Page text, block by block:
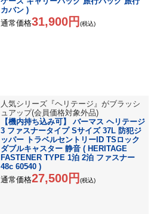
カバン )
通常価格31,900円 (税込)
人気シリーズ『ヘリテージ』がブラッシ
ュアップ(会員価格対象外品)
【機内持ち込み可】 バーマス ヘリテージ
3 ファスナータイプ Sサイズ 37L 防犯ジ
ッパー トラベルセントリーID TSロック
ダブルキャスター 静音 ( HERITAGE
FASTENER TYPE 1泊 2泊 ファスナー
48c 60540 )
通常価格27,500円 (税込)